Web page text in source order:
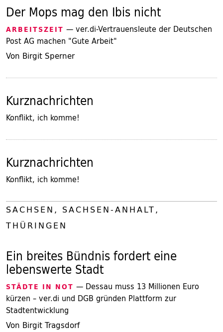
Der Mops mag den Ibis nicht
ARBEITSZEIT — ver.di-Vertrauensleute der Deutschen
Post AG machen "Gute Arbeit"
Von Birgit Sperner
Kurznachrichten
Konflikt, ich komme!
Kurznachrichten
Konflikt, ich komme!
SACHSEN, SACHSEN-ANHALT,
THÜRINGEN
Ein breites Bündnis fordert eine
lebenswerte Stadt
STÄDTE IN NOT — Dessau muss 13 Millionen Euro
kürzen – ver.di und DGB gründen Plattform zur
Stadtentwicklung
Von Birgit Tragsdorf